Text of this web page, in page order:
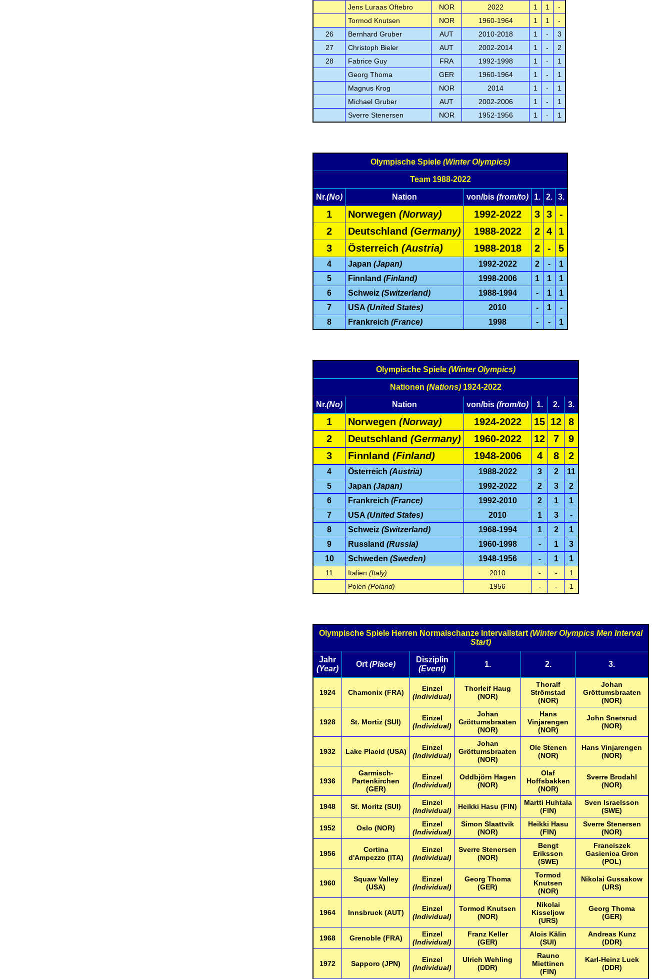
Jens Luraas Oftebro
NOR 2022 1 1
-
Tormod Knutsen
NOR 1960-1964 1 1
-
26
Bernhard Gruber AUT 2010-2018 1 -
3
27
Christoph Bieler AUT 2002-2014 1 -
2
28
Fabrice Guy FRA 1992-1998 1 -
1
Georg Thoma
GER 1960-1964 1 -
1
Magnus Krog
NOR 2014 1 -
1
Michael Gruber
AUT 2002-2006 1 -
1
Sverre Stenersen
NOR 1952-1956 1 - 1
Olympische Spiele (Winter Olympics)
Team 1988-2022
Nr.(No) Nation von/bis (from/to) 1. 2. 3.
1 Norwegen (Norway) 1992-2022 3 3
-
2
Deutschland (Germany) 1988-2022 2 4
1
3
Österreich (Austria) 1988-2018 2 - 5
4 Japan (Japan) 1992-2022 2 -
1
5
Finnland (Finland) 1998-2006 1 1
1
6
Schweiz (Switzerland) 1988-1994 - 1
1
7
USA (United States) 2010 - 1
-
8
Frankreich (France) 1998 - - 1
Olympische Spiele (Winter Olympics)
Nationen (Nations) 1924-2022
Nr.(No) Nation von/bis (from/to) 1. 2. 3.
1 Norwegen (Norway) 1924-2022 15 12
8
2
Deutschland (Germany) 1960-2022 12 7
9
3
Finnland (Finland) 1948-2006 4 8 2
4 Österreich (Austria) 1988-2022 3 2
11
5
Japan (Japan) 1992-2022 2 3
2
6
Frankreich (France) 1992-2010 2 1
1
7
USA (United States) 2010 1 3
-
8
Schweiz (Switzerland) 1968-1994 1 2
1
9
Russland (Russia) 1960-1998 - 1
3
10
Schweden (Sweden) 1948-1956 - 1 1
11 Italien (Italy) 2010 - -
1
Polen (Poland) 1956 - - 1
Olympische Spiele Herren Normalschanze Intervallstart (Winter Olympics Men Interval
Start)
Jahr
(Year)
Ort (Place)
Disziplin
(Event)
1. 2. 3.
1924 Chamonix (FRA)
Einzel
(Individual)
Thorleif Haug
(NOR)
Thoralf
Strömstad
(NOR)
Johan
Gröttumsbraaten
(NOR)
1928 St. Mortiz (SUI)
Einzel
(Individual)
Johan
Gröttumsbraaten
(NOR)
Hans
Vinjarengen
(NOR)
John Snersrud
(NOR)
1932 Lake Placid (USA)
Einzel
(Individual)
Johan
Gröttumsbraaten
(NOR)
Ole Stenen
(NOR)
Hans Vinjarengen
(NOR)
1936
Garmisch-
Partenkirchen
(GER)
Einzel
(Individual)
Oddbjörn Hagen
(NOR)
Olaf
Hoffsbakken
(NOR)
Sverre Brodahl
(NOR)
1948 St. Moritz (SUI)
Einzel
(Individual)
Heikki Hasu (FIN)
Martti Huhtala
(FIN)
Sven Israelsson
(SWE)
1952 Oslo (NOR)
Einzel
(Individual)
Simon Slaattvik
(NOR)
Heikki Hasu
(FIN)
Sverre Stenersen
(NOR)
1956
Cortina
d'Ampezzo (ITA)
Einzel
(Individual)
Sverre Stenersen
(NOR)
Bengt
Eriksson
(SWE)
Franciszek
Gasienica Gron
(POL)
1960
Squaw Valley
(USA)
Einzel
(Individual)
Georg Thoma
(GER)
Tormod
Knutsen
(NOR)
Nikolai Gussakow
(URS)
1964 Innsbruck (AUT)
Einzel
(Individual)
Tormod Knutsen
(NOR)
Nikolai
Kisseljow
(URS)
Georg Thoma
(GER)
1968 Grenoble (FRA)
Einzel
(Individual)
Franz Keller
(GER)
Alois Kälin
(SUI)
Andreas Kunz
(DDR)
1972 Sapporo (JPN)
Einzel
(Individual)
Ulrich Wehling
(DDR)
Rauno
Miettinen
(FIN)
Karl-Heinz Luck
(DDR)